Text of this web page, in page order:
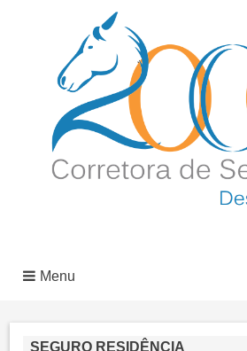
Menu
SEGURO RESIDÊNCIA